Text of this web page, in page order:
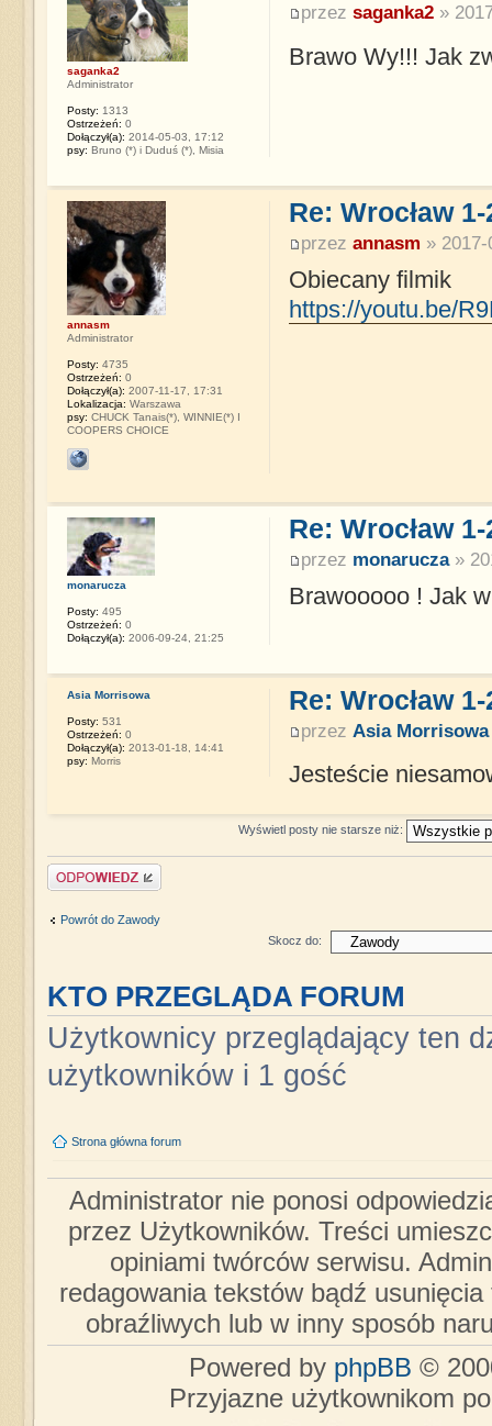
przez saganka2»
Brawo Wy!!! Jak
saganka2
Administrator
Posty: 1313
Ostrzeżeń: 0
Dołączył(a): 2014-05-03, 17:12
psy: Bruno (*) i Duduś (*), Misia
Re: Wrocław
przez annasm »
Obiecany filmik
https://youtu.be/
annasm
Administrator
Posty: 4735
Ostrzeżeń: 0
Dołączył(a): 2007-11-17, 17:31
Lokalizacja: Warszawa
psy: CHUCK Tanais(*), WINNIE(*) I
COOPERS CHOICE
Re: Wrocław
przez monarucza»
Brawooooo ! Jak
monarucza
Posty: 495
Ostrzeżeń: 0
Dołączył(a): 2006-09-24, 21:25
Re: Wrocław
przez Asia Morrisowa
Jesteście
Asia Morrisowa
Posty: 531
Ostrzeżeń: 0
Dołączył(a): 2013-01-18, 14:41
psy: Morris
Wyświetl posty nie starsze niż:
Napisz komentarz
Powrót do Zawody
Skocz do:
KTO PRZEGLĄDA FORUM
Użytkownicy przeglądający ten
użytkowników i 1 gość
Strona główna forum
Administrator nie ponosi
przez Użytkowników. Treści
opiniami twórców serwisu.
redagowania tekstów bądź
obraźliwych lub w inny sposób
Powered by phpBB ©
Przyjazne użytkownikom